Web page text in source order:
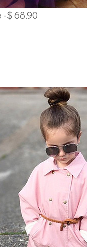
$ 68.90